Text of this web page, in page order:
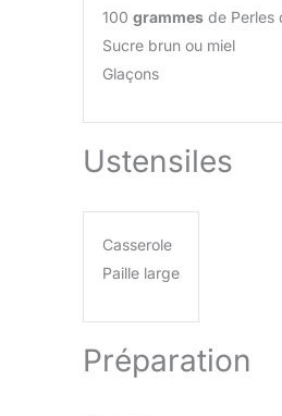
100 grammes de Perles
Sucre brun ou miel
Glaçons
Ustensiles
Casserole
Paille large
Préparation